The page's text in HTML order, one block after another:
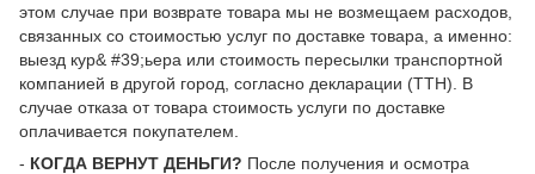
этом случае при возврате товара мы не возмещаем расходов,
связанных со стоимостью услуг по доставке товара, а именно:
выезд кур& #39;ьера или стоимость пересылки транспортной
компанией в другой город, согласно декларации (ТТН). В
случае отказа от товара стоимость услуги по доставке
оплачивается покупателем.
- КОГДА ВЕРНУТ ДЕНЬГИ? После получения и осмотра